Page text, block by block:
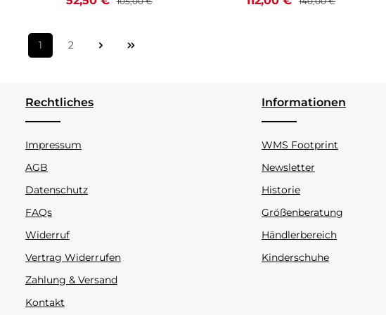
Seite
1 Seite
2
Rechtliches
Impressum
AGB
Datenschutz
FAQs
Widerruf
Vertrag Widerrufen
Zahlung & Versand
Kontakt
Informationen
WMS Footprint
Newsletter
Historie
Größenberatung
Händlerbereich
Kinderschuhe